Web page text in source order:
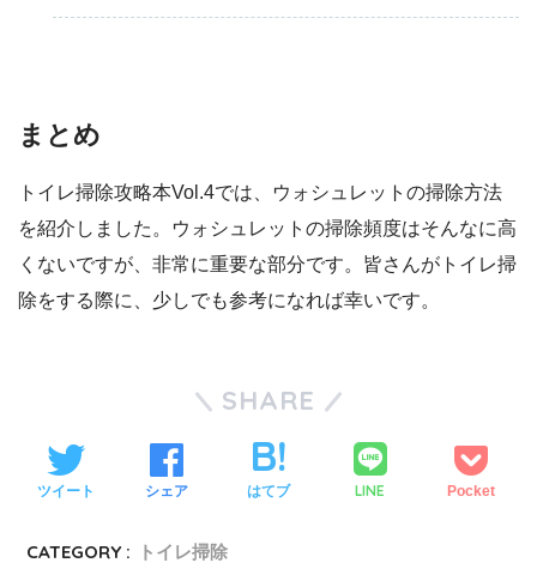
まとめ
トイレ掃除攻略本Vol.4では、ウォシュレットの掃除方法
を紹介しました。ウォシュレットの掃除頻度はそんなに高
くないですが、非常に重要な部分です。皆さんがトイレ掃
除をする際に、少しでも参考になれば幸いです。
SHARE
ツイート シェア はてブ LINE Pocket
CATEGORY : トイレ掃除